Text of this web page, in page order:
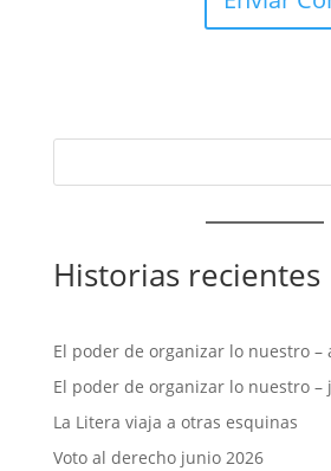
Historias recientes
El poder de organizar lo nuestro –
El poder de organizar lo nuestro –
La Litera viaja a otras esquinas
Voto al derecho junio 2026